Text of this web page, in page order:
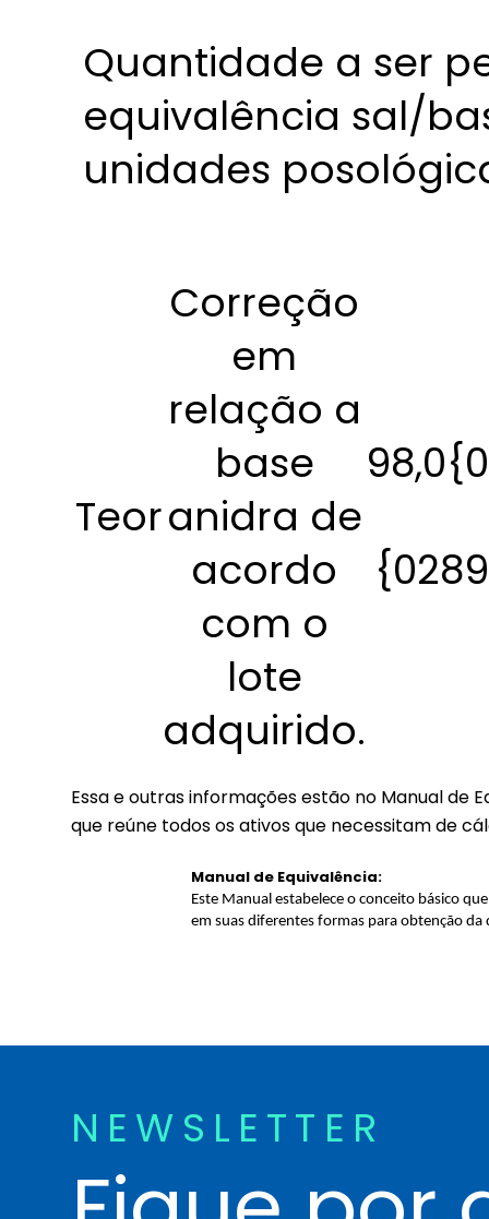
Quantidade a ser
equivalência sal/
unidades
Teor
Correção
em
relação a
base
anidra de
acordo
com o
lote
adquirido.
Essa e outras informações estão no Manual de
que reúne todos os ativos que necessitam de
Manual de Equivalência:
Este Manual estabelece o conceito básico
em suas diferentes formas para obtenção
NEWSLETTER